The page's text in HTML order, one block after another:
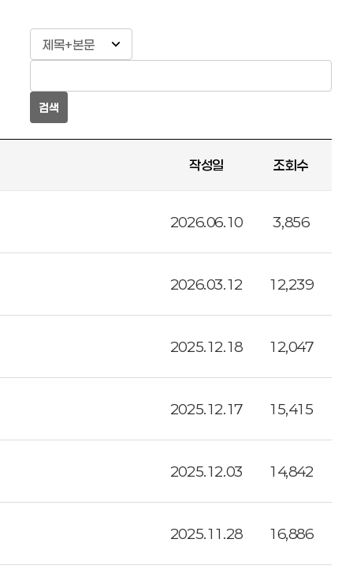
검색
작성일 조회수
2026.06.10 3,856
2026.03.12 12,239
2025.12.18 12,047
2025.12.17 15,415
2025.12.03 14,842
2025.11.28 16,886